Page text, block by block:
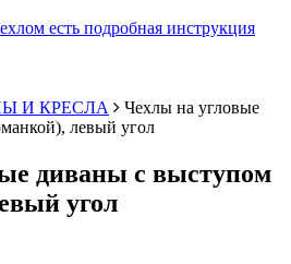
есть подробная инструкция
И КРЕСЛА
Чехлы на угловые
левый угол
диваны с выступом
угол